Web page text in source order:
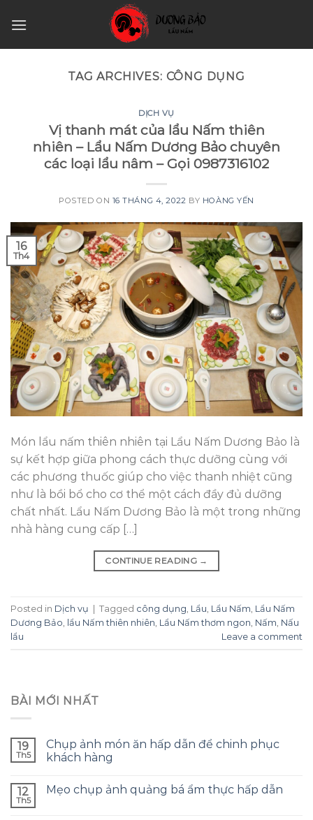
TAG ARCHIVES: CÔNG DỤNG
DỊCH VỤ
Vị thanh mát của lẩu Nấm thiên
nhiên – Lẩu Nấm Dương Bảo chuyên
các loại lẩu nâm – Gọi 0987316102
POSTED ON 16 THÁNG 4, 2022 BY HOÀNG YẾN
16
Th4
Món lẩu nấm thiên nhiên tại Lẩu Nấm Dương Bảo là
sự kết hợp giữa phong cách thực dưỡng cùng với
các phương thuốc giúp cho việc thanh nhiệt cũng
như là bồi bổ cho cơ thể một cách đầy đủ dưỡng
chất nhất. Lẩu Nấm Dương Bảo là một trong những
nhà hàng cung cấp […]
CONTINUE READING →
Posted in Dịch vụ Tagged công dụng Lẩu Lẩu Nấm Lẩu Nấm
Dương Bảo
lẩu Nấm thiên nhiên Lẩu Nấm thơm ngon Nấm Nấu
lẩu
Leave a comment
BÀI MỚI NHẤT
19
Th5
Chụp ảnh món ăn hấp dẫn để chinh phục
khách hàng
12
Th5
Mẹo chụp ảnh quảng bá ẩm thực hấp dẫn